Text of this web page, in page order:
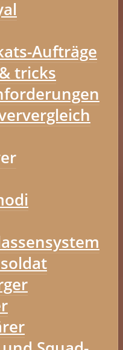
Aufträge
tricks